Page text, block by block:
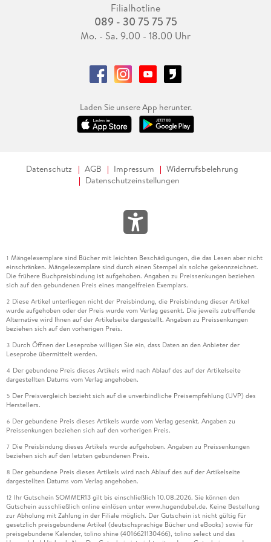
Filialhotline
089 - 30 75 75 75
Mo. - Sa. 9.00 - 18.00 Uhr
Laden Sie unsere App herunter.
Datenschutz AGB Impressum
Widerrufsbelehrung
Datenschutzeinstellungen
1 Mängelexemplare sind Bücher mit leichten Beschädigungen, die das Lesen aber nicht
einschränken. Mängelexemplare sind durch einen Stempel als solche gekennzeichnet.
Die frühere Buchpreisbindung ist aufgehoben. Angaben zu Preissenkungen beziehen
sich auf den gebundenen Preis eines mangelfreien Exemplars.
2 Diese Artikel unterliegen nicht der Preisbindung, die Preisbindung dieser Artikel
wurde aufgehoben oder der Preis wurde vom Verlag gesenkt. Die jeweils zutreffende
Alternative wird Ihnen auf der Artikelseite dargestellt. Angaben zu Preissenkungen
beziehen sich auf den vorherigen Preis.
3 Durch Öffnen der Leseprobe willigen Sie ein, dass Daten an den Anbieter der
Leseprobe übermittelt werden.
4 Der gebundene Preis dieses Artikels wird nach Ablauf des auf der Artikelseite
dargestellten Datums vom Verlag angehoben.
5 Der Preisvergleich bezieht sich auf die unverbindliche Preisempfehlung (UVP) des
Herstellers.
6 Der gebundene Preis dieses Artikels wurde vom Verlag gesenkt. Angaben zu
Preissenkungen beziehen sich auf den vorherigen Preis.
7 Die Preisbindung dieses Artikels wurde aufgehoben. Angaben zu Preissenkungen
beziehen sich auf den letzten gebundenen Preis.
8 Der gebundene Preis dieses Artikels wird nach Ablauf des auf der Artikelseite
dargestellten Datums vom Verlag angehoben.
12 Ihr Gutschein SOMMER13 gilt bis einschließlich 10.08.2026. Sie können den
Gutschein ausschließlich online einlösen unter www.hugendubel.de. Keine Bestellung
zur Abholung mit Zahlung in der Filiale möglich. Der Gutschein ist nicht gültig für
gesetzlich preisgebundene Artikel (deutschsprachige Bücher und eBooks) sowie für
preisgebundene Kalender, tolino shine (4016621130466), tolino select und das